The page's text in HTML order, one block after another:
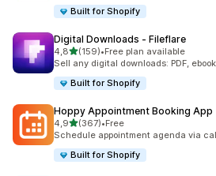
Built for Shopify
Digital Downloads ‑ Fileflare
4,85 yıldız üzerinden
(159)
toplam 159 değerlendirme
•Free plan available
Sell any digital downloads: PDF,
Built for Shopify
Hoppy Appointment Booking App
4,95 yıldız üzerinden
(367)
toplam 367 değerlendirme
•Free
Schedule appointment agenda via
Built for Shopify